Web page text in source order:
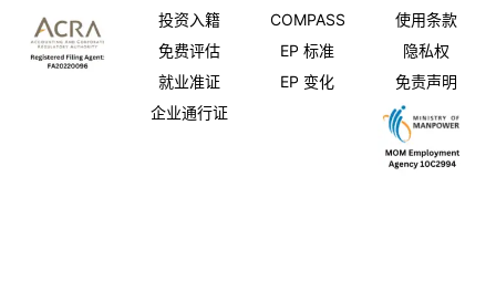
投资入籍
免费评估
就业准证
企业通行证
COMPASS
EP 标准
EP 变化
使用条款
隐私权
免责声明